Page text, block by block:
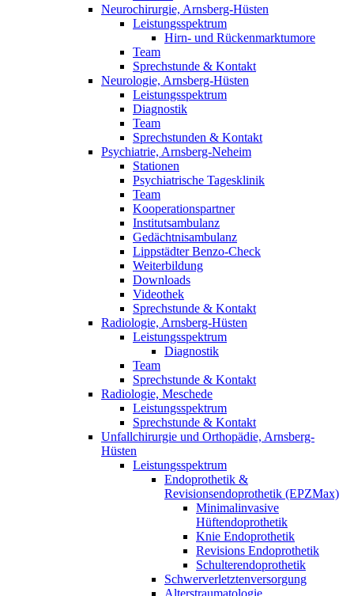
Neurochirurgie, Arnsberg-Hüsten
Leistungsspektrum
Hirn- und Rückenmarktumore
Team
Sprechstunde & Kontakt
Neurologie, Arnsberg-Hüsten
Leistungsspektrum
Diagnostik
Team
Sprechstunden & Kontakt
Psychiatrie, Arnsberg-Neheim
Stationen
Psychiatrische Tagesklinik
Team
Kooperationspartner
Institutsambulanz
Gedächtnisambulanz
Lippstädter Benzo-Check
Weiterbildung
Downloads
Videothek
Sprechstunde & Kontakt
Radiologie, Arnsberg-Hüsten
Leistungsspektrum
Diagnostik
Team
Sprechstunde & Kontakt
Radiologie, Meschede
Leistungsspektrum
Sprechstunde & Kontakt
Unfallchirurgie und Orthopädie, Arnsberg-
Hüsten
Leistungsspektrum
Endoprothetik &
Revisionsendoprothetik (EPZMax)
Minimalinvasive
Hüftendoprothetik
Knie Endoprothetik
Revisions Endoprothetik
Schulterendoprothetik
Schwerverletztenversorgung
Alterstraumatologie